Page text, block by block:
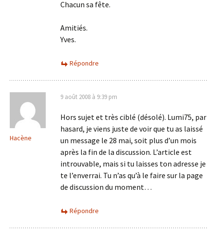
Chacun sa fête.
Amitiés.
Yves.
Répondre
Hacène
9 août 2008 à 9:39 pm
Hors sujet et très ciblé (désolé). Lumi75, par
hasard, je viens juste de voir que tu as laissé
un message le 28 mai, soit plus d’un mois
après la fin de la discussion. L’article est
introuvable, mais si tu laisses ton adresse je
te l’enverrai. Tu n’as qu’à le faire sur la page
de discussion du moment…
Répondre